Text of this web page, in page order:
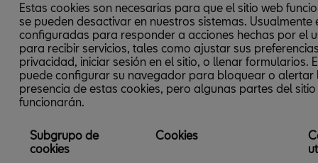
Estas cookies son necesarias para que el sitio web
se pueden desactivar en nuestros sistemas. Usualmente
configuradas para responder a acciones hechas por el
para recibir servicios, tales como ajustar sus
privacidad, iniciar sesión en el sitio, o llenar formularios.
puede configurar su navegador para bloquear o alertar
presencia de estas cookies, pero algunas partes del
funcionarán.
Subgrupo de
cookies
Cookies